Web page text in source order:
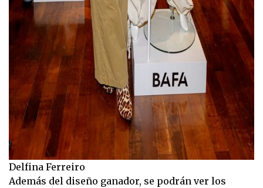
Delfina Ferreiro
Además del diseño ganador, se podrán ver los